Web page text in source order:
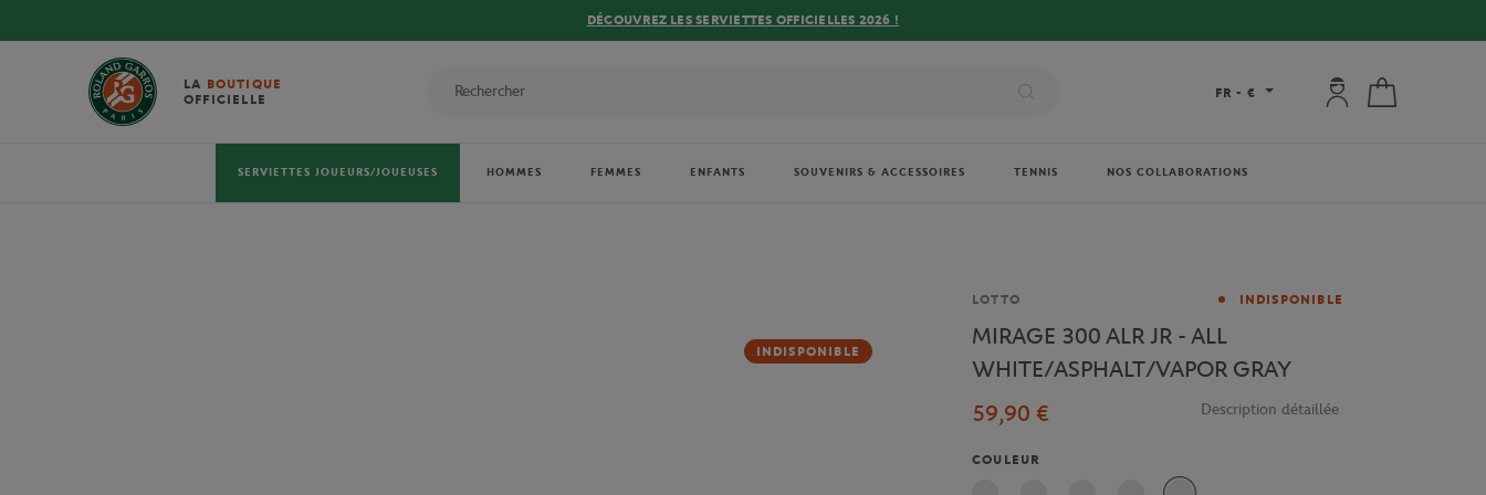
DÉCOUVREZ LES SERVIETTES OFFICIELLES 2026 !
LA BOUTIQUE
OFFICIELLE
FR - € Mon compte : se
SERVIETTES JOUEURS/JOUEUSES HOMMES FEMMES ENFANTS SOUVENIRS & ACCESSOIRES TENNIS NOS COLLABORATIONS
INDISPONIBLE
Marque
LOTTO INDISPONIBLE
MIRAGE 300 ALR JR - ALL
WHITE/ASPHALT/VAPOR GRAY
59,90 €
Description détaillée
COULEUR